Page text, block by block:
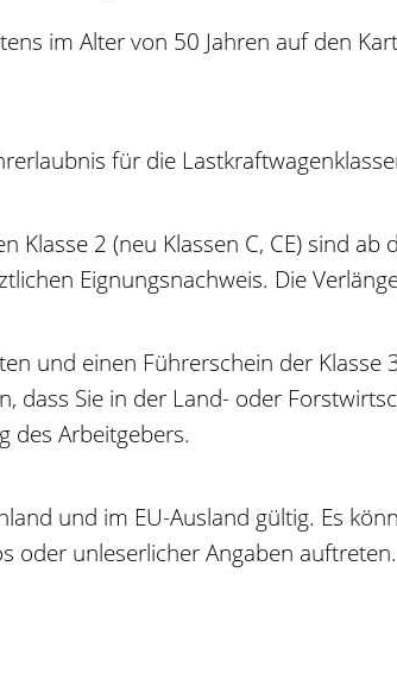
im Alter von 50 Jahren auf den
für die
Klasse 2 (neu Klassen C, CE) sind
Eignungsnachweis. Die
und einen Führerschein der
dass Sie in der Land- oder
des Arbeitgebers.
und im EU-Ausland gültig. Es
oder unleserlicher Angaben auftreten.